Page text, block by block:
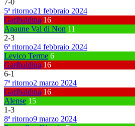
5ª ritorno21 febbraio 2024
Garibaldina 16
Anaune Val di Non 11
2-3
6ª ritorno24 febbraio 2024
Levico Terme 6
Garibaldina 16
6-1
7ª ritorno2 marzo 2024
Garibaldina 16
Alense 15
1-3
8ª ritorno9 marzo 2024